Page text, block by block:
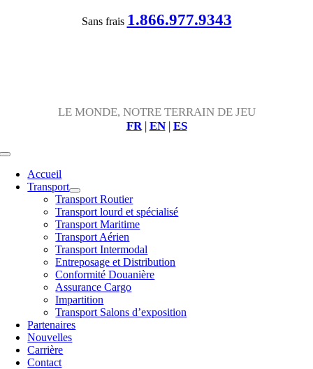
Sans frais 1.866.977.9343
LE MONDE, NOTRE TERRAIN DE JEU
FR| EN| ES
Toggle
NavigationAccueil
Transport
Transport Routier
Transport lourd et spécialisé
Transport Maritime
Transport Aérien
Transport Intermodal
Entreposage et Distribution
Conformité Douanière
Assurance Cargo
Impartition
Transport Salons d’exposition
Partenaires
Nouvelles
Carrière
Contact